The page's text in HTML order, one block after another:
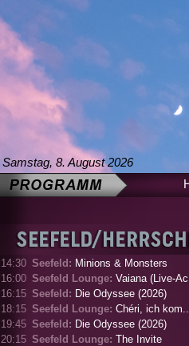
Samstag, 8. August 2026
14:30 Seefeld: Minions & Monsters
16:00 Seefeld Lounge: Vaiana (Live-
16:15 Seefeld: Die Odyssee (2026)
18:15 Seefeld Lounge: Chéri, ich
19:45 Seefeld: Die Odyssee (2026)
20:15 Seefeld Lounge: The Invite